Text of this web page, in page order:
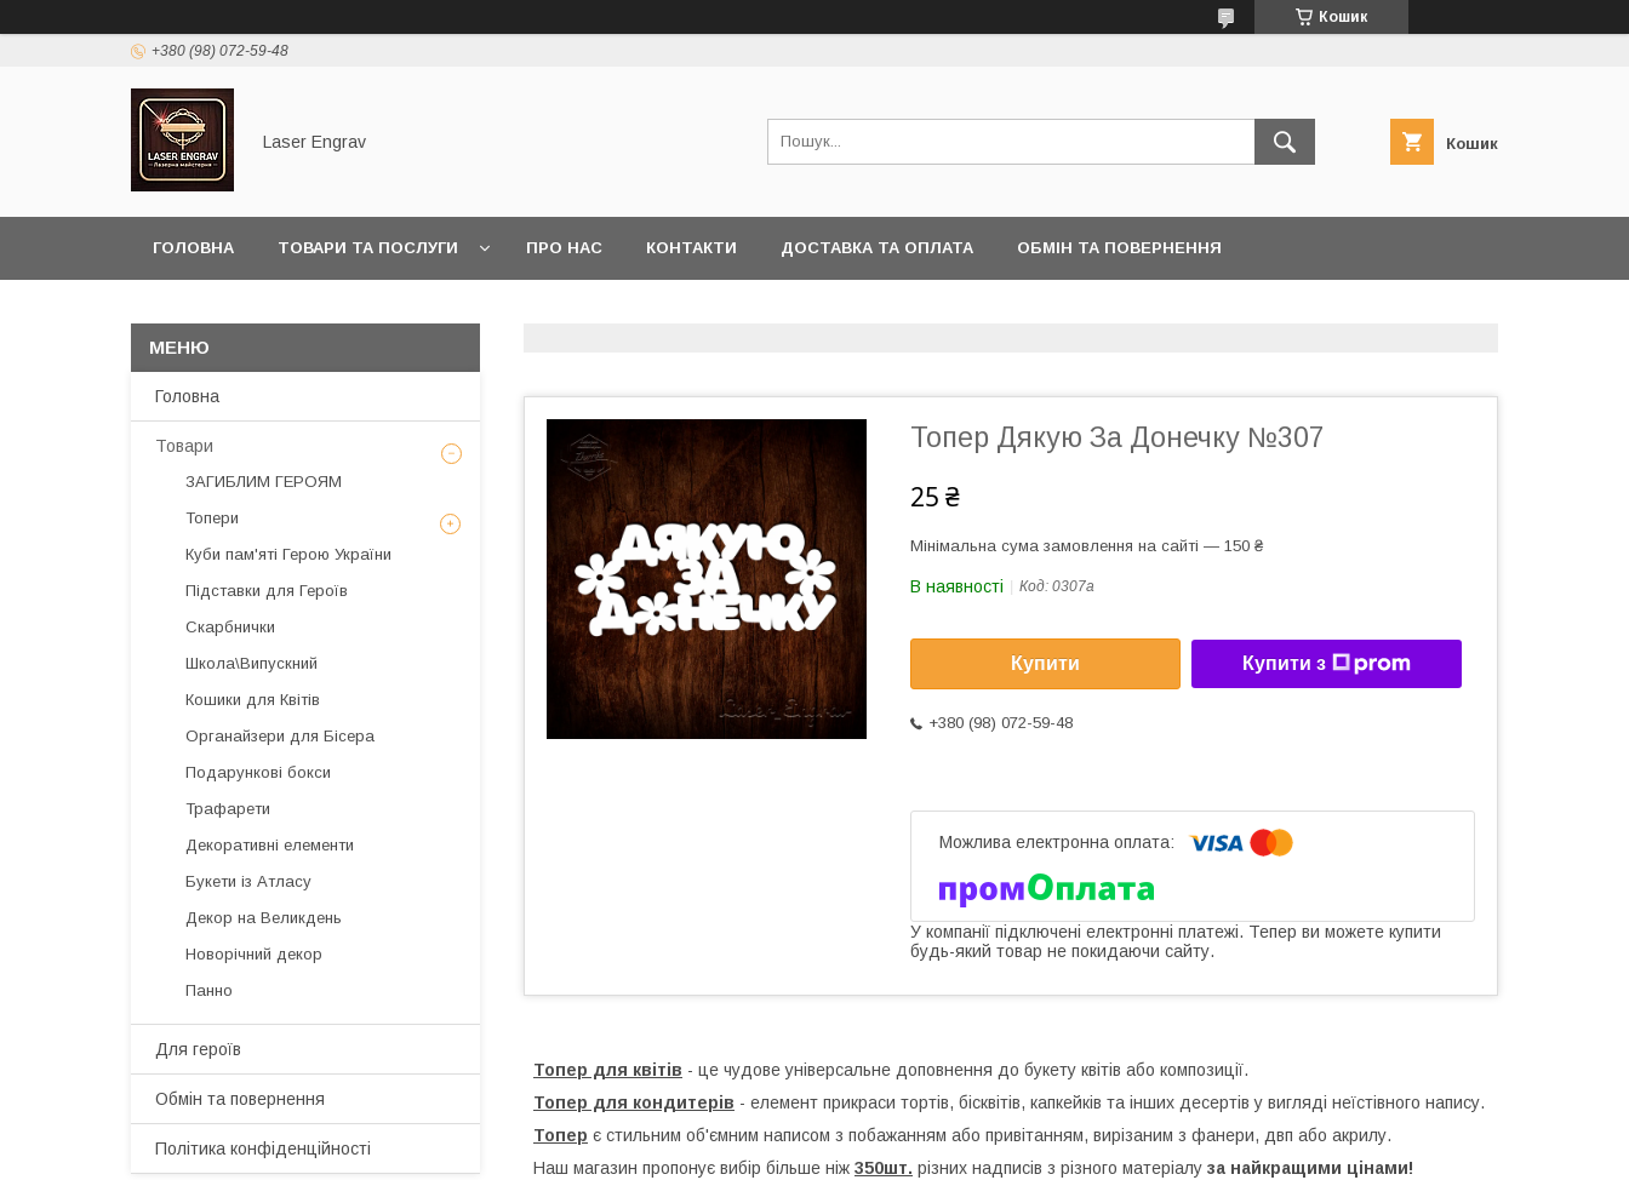
Кошик
+380 (98) 072-59-48
Laser Engrav Кошик
ГОЛОВНА ТОВАРИ ТА ПОСЛУГИ ПРО НАС КОНТАКТИ ДОСТАВКА ТА ОПЛАТА ОБМІН ТА ПОВЕРНЕННЯ
Топер Дякую За Донечку №307
25 ₴
Мінімальна сума замовлення на сайті — 150 ₴
В наявності Код: 0307a
Купити Купити з
+380 (98) 072-59-48
У компанії підключені електронні платежі. Тепер ви можете купити
будь-який товар не покидаючи сайту.
Топер для квітів - це чудове універсальне доповнення до букету квітів або композиції.
Топер для кондитерів - елемент прикраси тортів, бісквітів, капкейків та інших десертів у вигляді неїстівного напису.
Топер є стильним об'ємним написом з побажанням або привітанням, вирізаним з фанери, двп або акрилу.
Наш магазин пропонує вибір більше ніж 350шт. різних надписів з різного матеріалу за найкращими цінами!
Головна
Товари
ЗАГИБЛИМ ГЕРОЯМ
Топери
Куби пам'яті Герою України
Підставки для Героїв
Скарбнички
Школа\Випускний
Кошики для Квітів
Органайзери для Бісера
Подарункові бокси
Трафарети
Декоративні елементи
Букети із Атласу
Декор на Великдень
Новорічний декор
Панно
Для героїв
Обмін та повернення
Політика конфіденційності